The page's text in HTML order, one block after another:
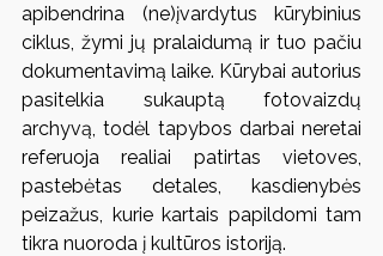
apibendrina (ne)įvardytus kūrybinius
ciklus, žymi jų pralaidumą ir tuo pačiu
dokumentavimą laike. Kūrybai autorius
pasitelkia sukauptą fotovaizdų
archyvą, todėl tapybos darbai neretai
referuoja realiai patirtas vietoves,
pastebėtas detales, kasdienybės
peizažus, kurie kartais papildomi tam
tikra nuoroda į kultūros istoriją.